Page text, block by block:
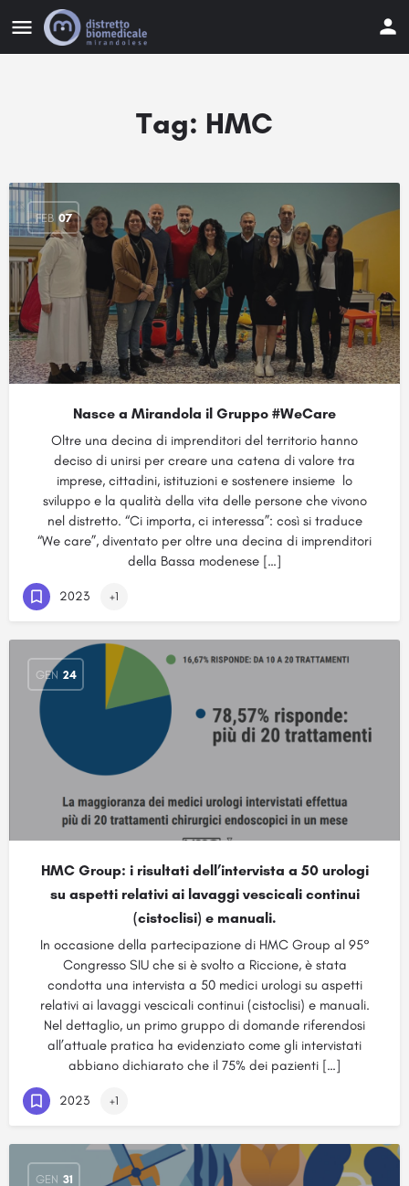
Tag: HMC
FEB 07
Nasce a Mirandola il Gruppo #WeCare
Oltre una decina di imprenditori del territorio hanno
deciso di unirsi per creare una catena di valore tra
imprese, cittadini, istituzioni e sostenere insieme lo
sviluppo e la qualità della vita delle persone che vivono
nel distretto. “Ci importa, ci interessa”: così si traduce
“We care”, diventato per oltre una decina di imprenditori
della Bassa modenese […]
2023 +1
GEN 24
HMC Group: i risultati dell’intervista a 50 urologi
su aspetti relativi ai lavaggi vescicali continui
(cistoclisi) e manuali.
In occasione della partecipazione di HMC Group al 95°
Congresso SIU che si è svolto a Riccione, è stata
condotta una intervista a 50 medici urologi su aspetti
relativi ai lavaggi vescicali continui (cistoclisi) e manuali.
Nel dettaglio, un primo gruppo di domande riferendosi
all’attuale pratica ha evidenziato come gli intervistati
abbiano dichiarato che il 75% dei pazienti […]
2023 +1
GEN 31